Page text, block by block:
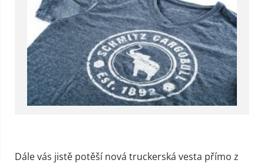
Dále vás jistě potěší nová truckerská vesta přímo z